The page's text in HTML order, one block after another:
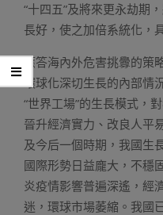
“十四五”及將來更永劫期
長好，使之加倍系統化，
應答海內外危害挑釁的策
環球化深切生長的內部情
“世界工場”的生長模式，
晉升經濟實力、改良人平
及今后一個時期，我國生
國際形勢日益龐大，不穩
炎疫情影響普遍深遙，經
迷，環球市場萎縮。我國